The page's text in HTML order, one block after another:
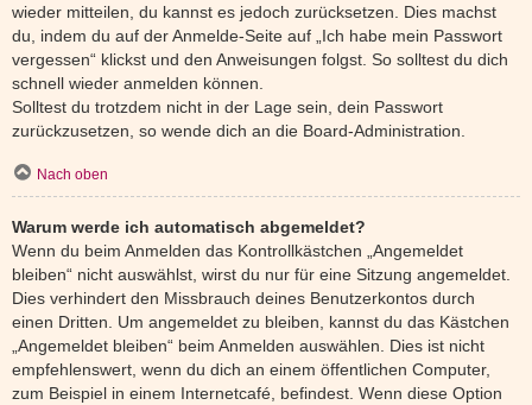
wieder mitteilen, du kannst es jedoch zurücksetzen. Dies machst
du, indem du auf der Anmelde-Seite auf „Ich habe mein Passwort
vergessen“ klickst und den Anweisungen folgst. So solltest du dich
schnell wieder anmelden können.
Solltest du trotzdem nicht in der Lage sein, dein Passwort
zurückzusetzen, so wende dich an die Board-Administration.
Nach oben
Warum werde ich automatisch abgemeldet?
Wenn du beim Anmelden das Kontrollkästchen „Angemeldet
bleiben“ nicht auswählst, wirst du nur für eine Sitzung angemeldet.
Dies verhindert den Missbrauch deines Benutzerkontos durch
einen Dritten. Um angemeldet zu bleiben, kannst du das Kästchen
„Angemeldet bleiben“ beim Anmelden auswählen. Dies ist nicht
empfehlenswert, wenn du dich an einem öffentlichen Computer,
zum Beispiel in einem Internetcafé, befindest. Wenn diese Option